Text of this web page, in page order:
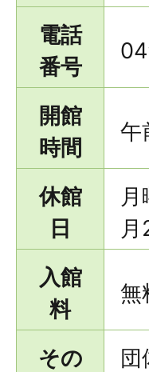
電話
番号
開館
時間
午
休館
日
月
入館
料
無
その
団